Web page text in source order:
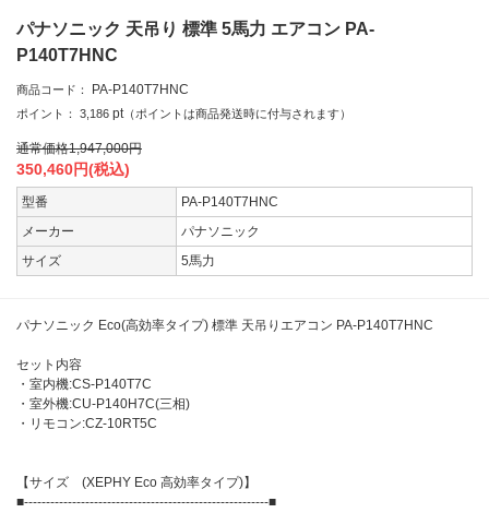
パナソニック 天吊り 標準 5馬力 エアコン PA-
P140T7HNC
商品コード： PA-P140T7HNC
ポイント： 3,186 pt （ポイントは商品発送時に付与されます）
通常価格1,947,000円
350,460円(税込)
型番
PA-P140T7HNC
メーカー
パナソニック
サイズ
5馬力
パナソニック Eco(高効率タイプ) 標準 天吊りエアコン PA-P140T7HNC
セット内容
・室内機:CS-P140T7C
・室外機:CU-P140H7C(三相)
・リモコン:CZ-10RT5C
【サイズ (XEPHY Eco 高効率タイプ)】
■--------------------------------------------------------■